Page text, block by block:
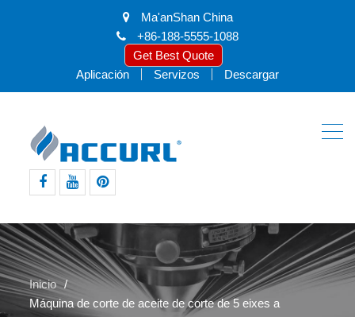
Ma'anShan China
+86-188-5555-1088
Get Best Quote
Aplicación
Servizos Descargar
Inicio
Máquina de corte de aceite de corte de 5 eixes a